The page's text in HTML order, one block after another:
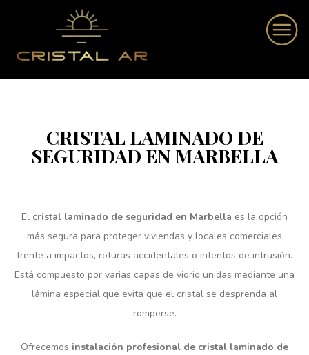
CRISTAL LAMINADO DE
SEGURIDAD EN MARBELLA
El cristal laminado de seguridad en Marbella es la opción
más segura para proteger viviendas y locales comerciales
frente a impactos, roturas accidentales o intentos de intrusión.
Está compuesto por varias capas de vidrio unidas mediante una
lámina especial que evita que el cristal se desprenda al
romperse.
Ofrecemos instalación profesional de cristal laminado de